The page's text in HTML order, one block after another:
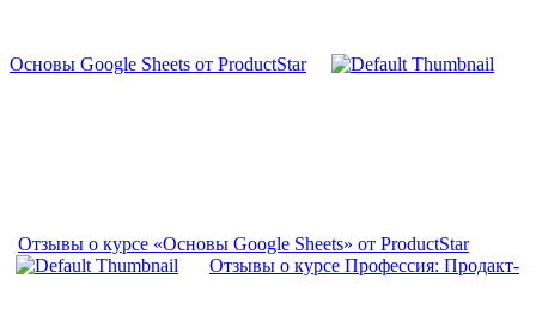
Основы Google Sheets от ProductStar
Отзывы о курсе «Основы Google Sheets» от ProductStar
Отзывы о курсе Профессия: Продакт-